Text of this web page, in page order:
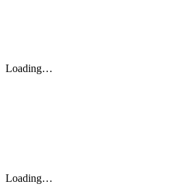
Loading…
Loading…